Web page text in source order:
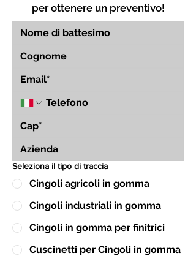
per ottenere un preventivo!
Seleziona il tipo di traccia
Cingoli agricoli in gomma
Cingoli industriali in gomma
Cingoli in gomma per finitrici
Cuscinetti per Cingoli in gomma